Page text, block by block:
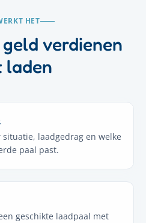
HET
verdienen
laden
situatie, laadgedrag en welke
paal past.
geschikte laadpaal met